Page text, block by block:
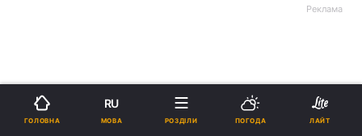
Реклама
ГОЛОВНА
RU
МОВА РОЗДІЛИ ПОГОДА ЛАЙТ